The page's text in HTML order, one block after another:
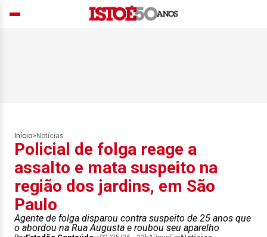
Início> Notícias
Policial de folga reage a
assalto e mata suspeito na
região dos jardins, em São
Paulo
Agente de folga disparou contra suspeito de 25 anos que
o abordou na Rua Augusta e roubou seu aparelho